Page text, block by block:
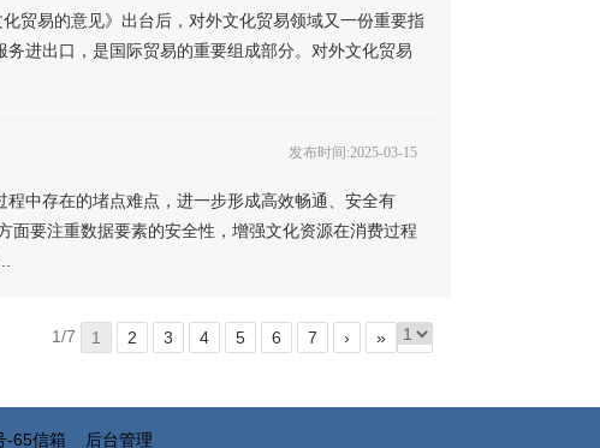
贸易的意见》出台后，对外文化贸易领域又一份重要指
进出口，是国际贸易的重要组成部分。对外文化贸易
发布时间:2025-03-15
的堵点难点，进一步形成高效畅通、安全有
要注重数据要素的安全性，增强文化资源在消费过程
1/7 1 2 3 4 5 6 7 › »
-65信箱 后台管理